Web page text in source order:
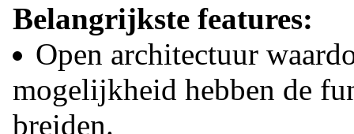
Belangrijkste features:
Open architectuur
mogelijkheid hebben de
breiden.